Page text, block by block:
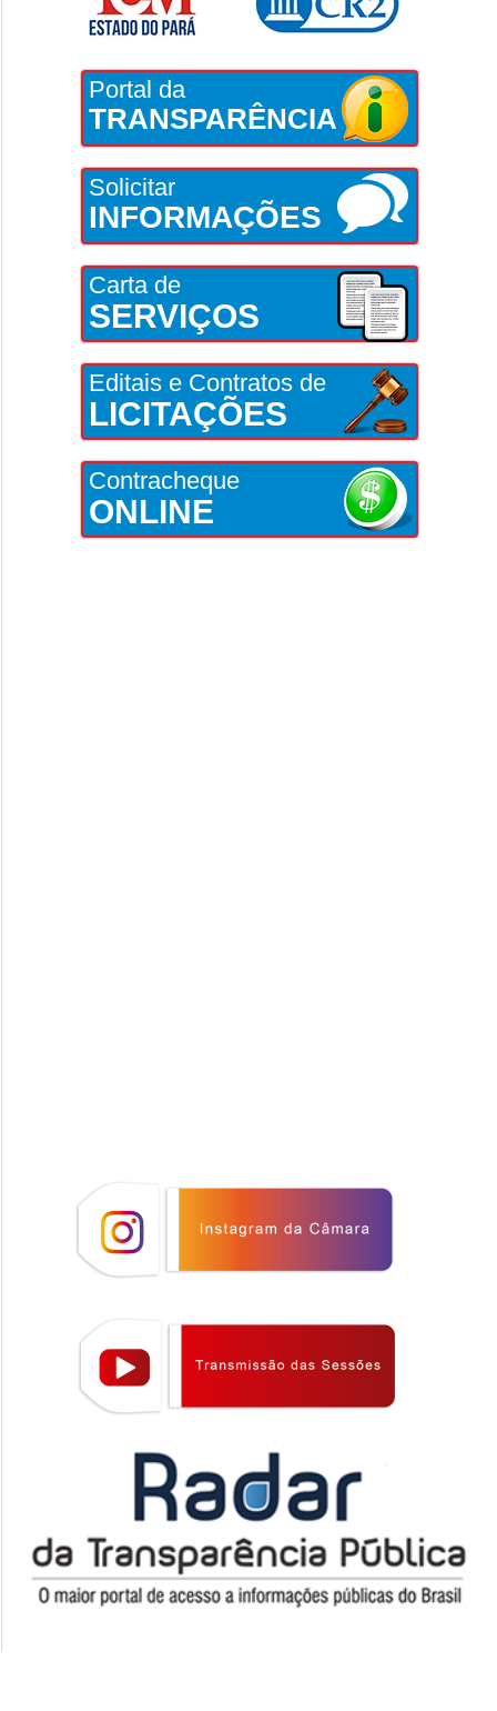
Portal da
TRANSPARÊNCIA
Solicitar
INFORMAÇÕES
Carta de
SERVIÇOS
Editais e Contratos de
LICITAÇÕES
Contracheque
ONLINE